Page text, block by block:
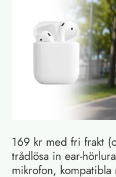
169 kr med fri frakt
trådlösa in ear-
mikrofon,